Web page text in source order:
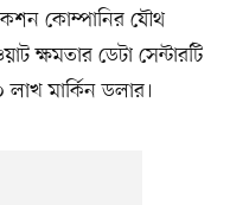
কোম্পানির যৌথ
ক্ষমতার ডেটা সেন্টারটি
মার্কিন ডলার।